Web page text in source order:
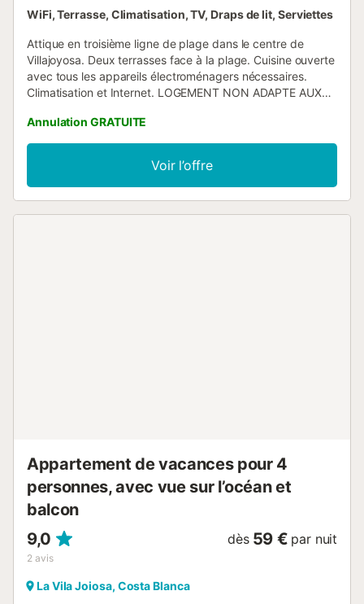
WiFi, Terrasse, Climatisation, TV, Draps de lit, Serviettes
Attique en troisième ligne de plage dans le centre de
Villajoyosa. Deux terrasses face à la plage. Cuisine ouverte
avec tous les appareils électroménagers nécessaires.
Climatisation et Internet. LOGEMENT NON ADAPTE AUX
Annulation GRATUITE
Voir l’offre
Appartement de vacances pour 4
personnes, avec vue sur l’océan et
balcon
9,0
2 avis
dès 59 € par nuit
La Vila Joiosa, Costa Blanca